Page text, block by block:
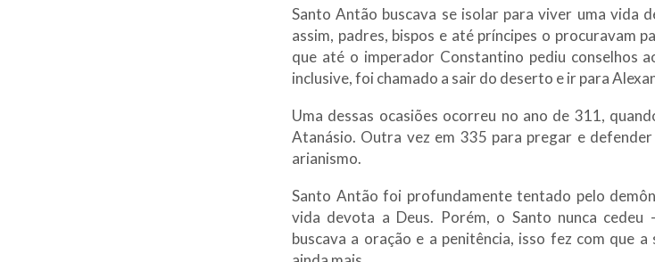
Santo Antão buscava se isolar para viver uma vida
assim, padres, bispos e até príncipes o procuravam
que até o imperador Constantino pediu conselhos
inclusive, foi chamado a sair do deserto e ir para
Uma dessas ocasiões ocorreu no ano de 311,
Atanásio. Outra vez em 335 para pregar e
arianismo.
Santo Antão foi profundamente tentado pelo
vida devota a Deus. Porém, o Santo nunca cedeu
buscava a oração e a penitência, isso fez com que